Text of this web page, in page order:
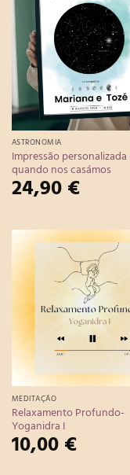
à
ASTRONOMIA
Impressão personalizada
quando nos casámos
24,90€
MEDITAÇÃO
Relaxamento Profundo-
Yoganidra I
10,00€